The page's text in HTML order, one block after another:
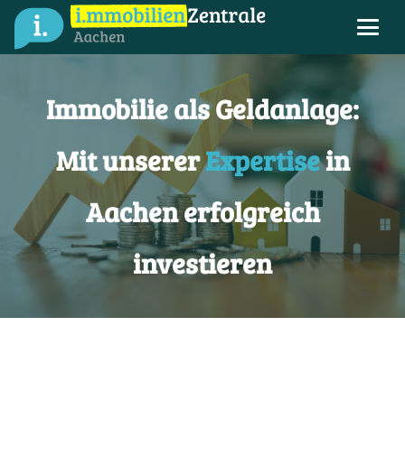
Immobilie als Geldanlage:
Mit unsererExpertisein
Aachen erfolgreich
investieren